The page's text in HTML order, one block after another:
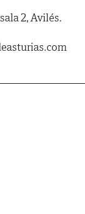
2, Avilés.